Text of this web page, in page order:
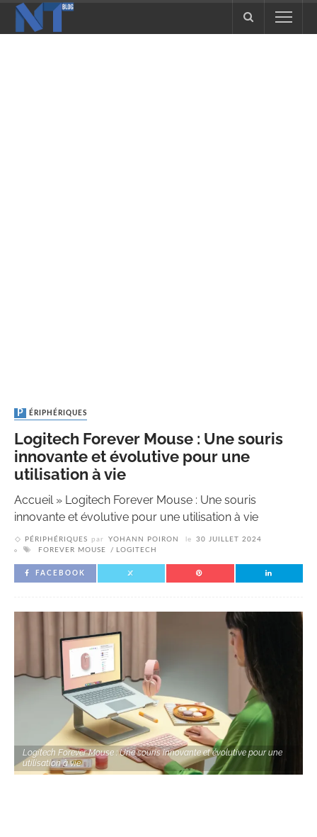
PÉRIPHÉRIQUES
Logitech Forever Mouse : Une souris
innovante et évolutive pour une
utilisation à vie
Accueil» Logitech Forever Mouse : Une souris
innovante et évolutive pour une utilisation à vie
PÉRIPHÉRIQUES par YOHANN POIRON le
30 JUILLET 2024
FOREVER MOUSE
LOGITECH
FACEBOOK
Logitech Forever Mouse : Une souris innovante et évolutive pour une
utilisation à vie